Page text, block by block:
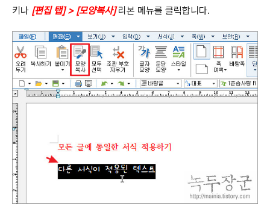
키나 [편집 탭] > [모양복사] 리본 메뉴를 클릭합니다.